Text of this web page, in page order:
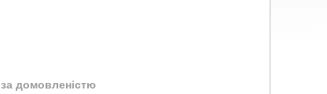
за домовленістю